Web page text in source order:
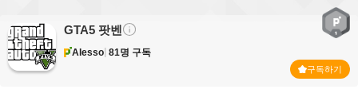
GTA5 팟벤
Alesso 81명 구독
구독하기